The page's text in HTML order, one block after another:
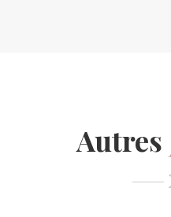
Autres